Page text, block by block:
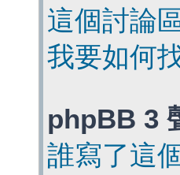
這個討論
我要如何
phpBB 3
誰寫了這